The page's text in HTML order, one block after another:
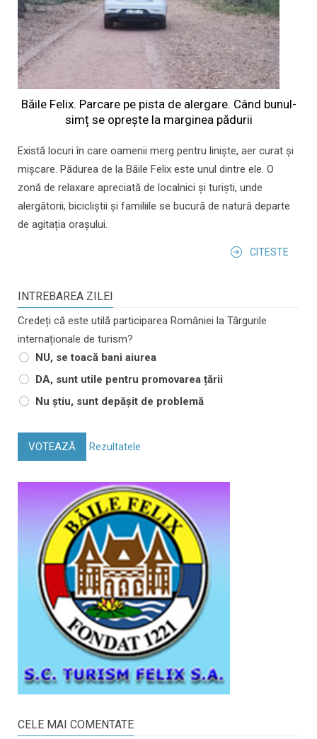
Băile Felix. Parcare pe pista de alergare. Când bunul-
simț se oprește la marginea pădurii
Există locuri în care oamenii merg pentru liniște, aer curat și
mișcare. Pădurea de la Băile Felix este unul dintre ele. O
zonă de relaxare apreciată de localnici și turiști, unde
alergătorii, bicicliștii și familiile se bucură de natură departe
de agitația orașului.
CITESTE
INTREBAREA ZILEI
Credeți că este utilă participarea României la Târgurile
internaționale de turism?
NU, se toacă bani aiurea
DA, sunt utile pentru promovarea țării
Nu știu, sunt depășit de problemă
VOTEAZĂ Rezultatele
CELE MAI COMENTATE